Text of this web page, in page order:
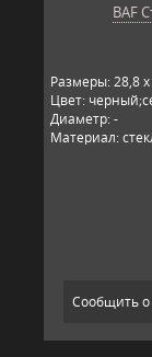
BAF
Размеры: 28,8 x
Цвет:
Диаметр: -
Материал:
Сообщить о